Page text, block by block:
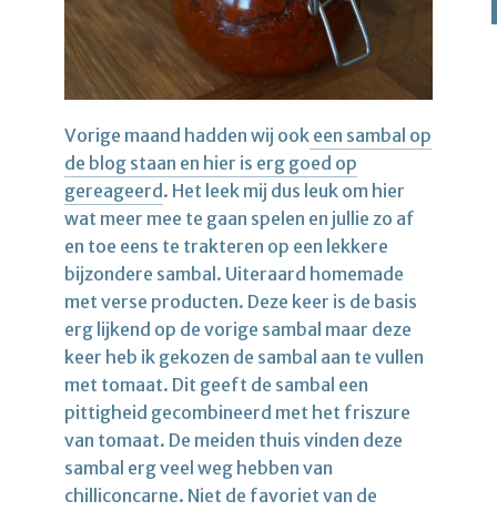
Vorige maand hadden wij ook een sambal op
de blog staan en hier is erg goed op
gereageerd . Het leek mij dus leuk om hier
wat meer mee te gaan spelen en jullie zo af
en toe eens te trakteren op een lekkere
bijzondere sambal. Uiteraard homemade
met verse producten. Deze keer is de basis
erg lijkend op de vorige sambal maar deze
keer heb ik gekozen de sambal aan te vullen
met tomaat. Dit geeft de sambal een
pittigheid gecombineerd met het friszure
van tomaat. De meiden thuis vinden deze
sambal erg veel weg hebben van
chilliconcarne. Niet de favoriet van de